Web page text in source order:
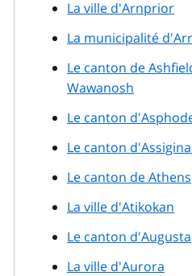
La ville d'Arnprior
La municipalité
Le canton de
Wawanosh
Le canton
Le canton
Le canton de Athens
La ville d'Atikokan
Le canton d'Augusta
La ville d'Aurora